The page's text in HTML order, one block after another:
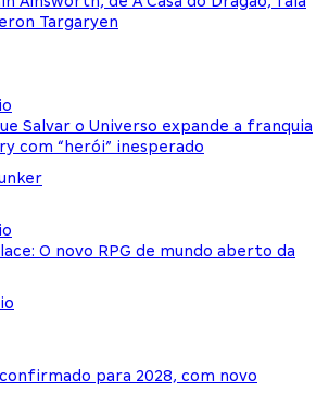
Targaryen
Salvar o Universo expande a franquia
com “herói” inesperado
O novo RPG de mundo aberto da
para 2028, com novo